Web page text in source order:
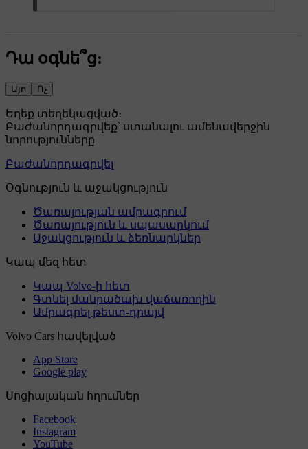
Դա օգնե՞ց:
Այո Ոչ